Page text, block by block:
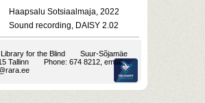
Haapsalu Sotsiaalmaja, 2022
Sound recording, DAISY 2.02
for the Blind
Suur-Sõjamäe
Tallinn
Phone: 674 8212, email: